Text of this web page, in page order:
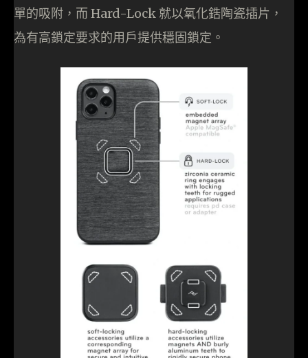
單的吸附，而 Hard-Lock 就以氧化鋯陶瓷插片，
為有高鎖定要求的用戶提供穩固鎖定。